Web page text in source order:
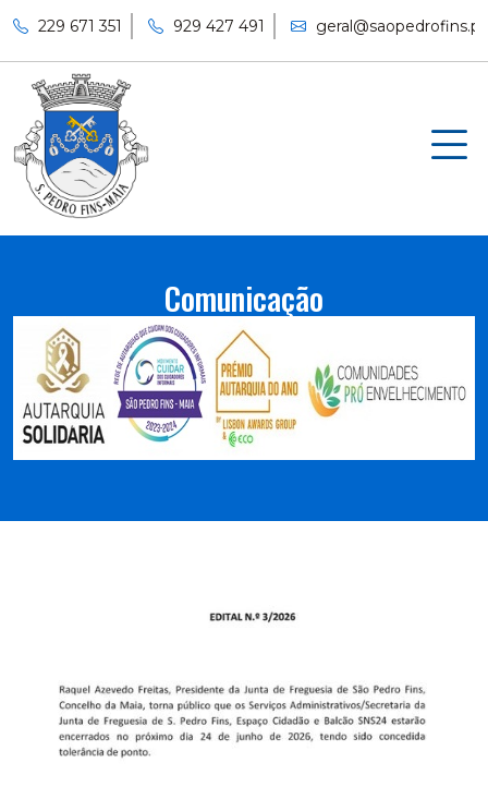
229 671 351 929 427 491 geral@saopedrofins.pt
Comunicação